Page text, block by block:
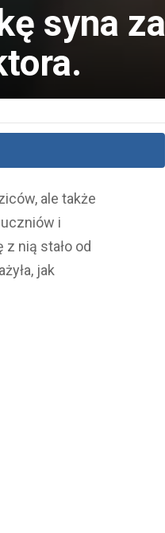
syna za
ale także
i
nią stało od
jak